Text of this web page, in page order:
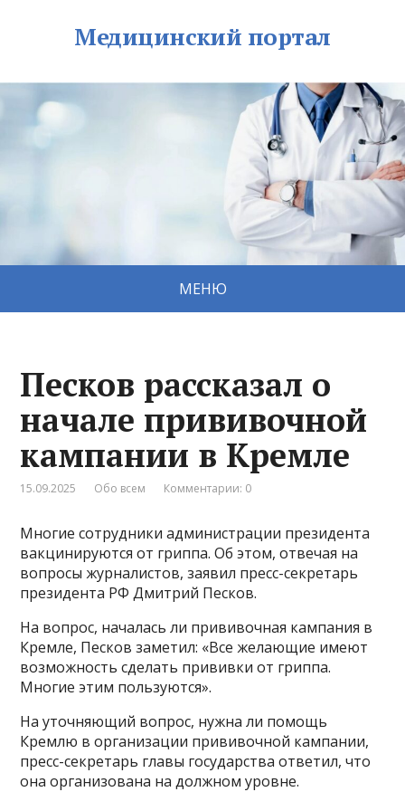
Медицинский портал
МЕНЮ
Песков рассказал о
начале прививочной
кампании в Кремле
15.09.2025 Обо всем Комментарии: 0
Многие сотрудники администрации президента
вакцинируются от гриппа. Об этом, отвечая на
вопросы журналистов, заявил пресс-секретарь
президента РФ Дмитрий Песков.
На вопрос, началась ли прививочная кампания в
Кремле, Песков заметил: «Все желающие имеют
возможность сделать прививки от гриппа.
Многие этим пользуются».
На уточняющий вопрос, нужна ли помощь
Кремлю в организации прививочной кампании,
пресс-секретарь главы государства ответил, что
она организована на должном уровне.